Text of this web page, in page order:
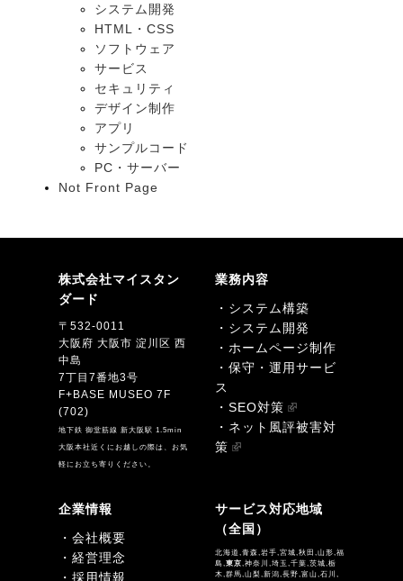
システム開発
HTML・CSS
ソフトウェア
サービス
セキュリティ
デザイン制作
アプリ
サンプルコード
PC・サーバー
Not Front Page
株式会社マイスタン
ダード
〒532-0011
大阪府 大阪市 淀川区 西
中島
7丁目7番地3号
F+BASE MUSEO 7F
(702)
地下鉄 御堂筋線 新大阪駅 1.5min
大阪本社近くにお越しの際は、お気
軽にお立ち寄りください。
業務内容
・システム構築
・システム開発
・ホームページ制作
・保守・運用サービ
ス
・SEO対策
・ネット風評被害対
策
企業情報
・会社概要
・経営理念
・採用情報
サービス対応地域
（全国）
北海道,青森,岩手,宮城,秋田,山形,福
島, 東京 ,神奈川,埼玉,千葉,茨城,栃
木,群馬,山梨,新潟,長野,富山,石川,